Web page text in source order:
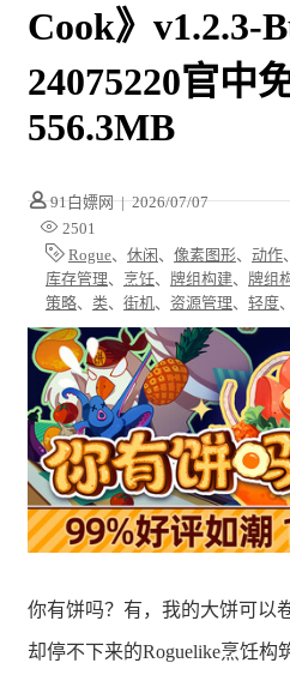
Cook》v1.2.3-
24075220官中
556.3MB
91白嫖网 | 2026/07/07
2501
Rogue、 休闲 、 像素图形、 动作、
库存管理、 烹饪、 牌组构建、 牌组
策略、 类、 街机、 资源管理、 轻度、
你有饼吗？有，我的大饼可以
却停不下来的Roguelike烹饪构